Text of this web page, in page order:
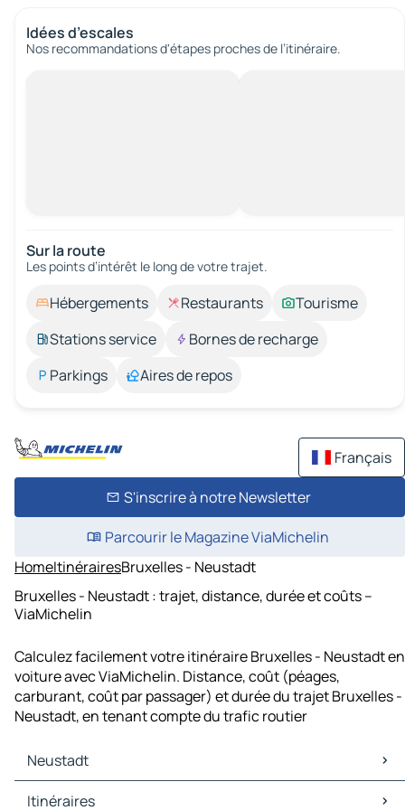
Idées d’escales
Nos recommandations d'étapes proches de l’itinéraire.
Sur la route
Les points d’intérêt le long de votre trajet.
Hébergements Restaurants
Tourisme
Stations service
Bornes de recharge
Parkings
Aires de repos
Français
S'inscrire à notre Newsletter
Parcourir le Magazine ViaMichelin
HomeItinérairesBruxelles - Neustadt
Bruxelles - Neustadt : trajet, distance, durée et coûts –
ViaMichelin
Calculez facilement votre itinéraire Bruxelles - Neustadt en
voiture avec ViaMichelin. Distance, coût (péages,
carburant, coût par passager) et durée du trajet Bruxelles -
Neustadt, en tenant compte du trafic routier
Neustadt
Neustadt Cartes et plans
Itinéraires